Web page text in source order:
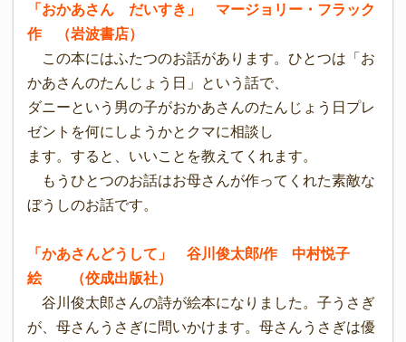
「おかあさん だいすき」 マージョリー・フラック
作 （岩波書店）
この本にはふたつのお話があります。ひとつは「お
かあさんのたんじょう日」という話で、
ダニーという男の子がおかあさんのたんじょう日プレ
ゼントを何にしようかとクマに相談し
ます。すると、いいことを教えてくれます。
もうひとつのお話はお母さんが作ってくれた素敵な
ぼうしのお話です。
「かあさんどうして」 谷川俊太郎/作 中村悦子
絵 （佼成出版社）
谷川俊太郎さんの詩が絵本になりました。子うさぎ
が、母さんうさぎに問いかけます。母さんうさぎは優